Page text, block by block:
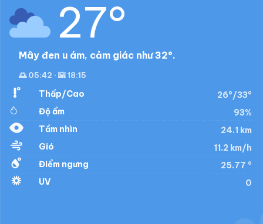
27°
Mây đen u ám, cảm giác như 32°.
🌅 05:42 · 🌇 18:15
Thấp/Cao
26°/33°
Độ ẩm
93%
Tầm nhìn
24.1 km
Gió
11.2 km/h
Điểm ngưng
25.77 °
UV
0